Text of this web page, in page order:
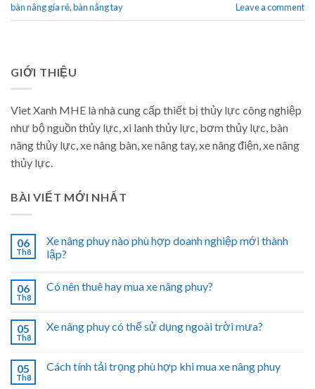
bàn nâng gía rẻ,bàn nâng tay Leave a comment
GIỚI THIỆU
Viet Xanh MHE là nhà cung cấp thiết bị thủy lực công nghiệp
như bộ nguồn thủy lực, xi lanh thủy lực, bơm thủy lực, bàn
nâng thủy lực, xe nâng bàn, xe nâng tay, xe nâng điện, xe nâng
thủy lực.
BÀI VIẾT MỚI NHẤT
06
Th8
Xe nâng phuy nào phù hợp doanh nghiệp mới thành
lập?
06
Th8
Có nên thuê hay mua xe nâng phuy?
05
Th8
Xe nâng phuy có thể sử dụng ngoài trời mưa?
05
Th8
Cách tính tải trọng phù hợp khi mua xe nâng phuy